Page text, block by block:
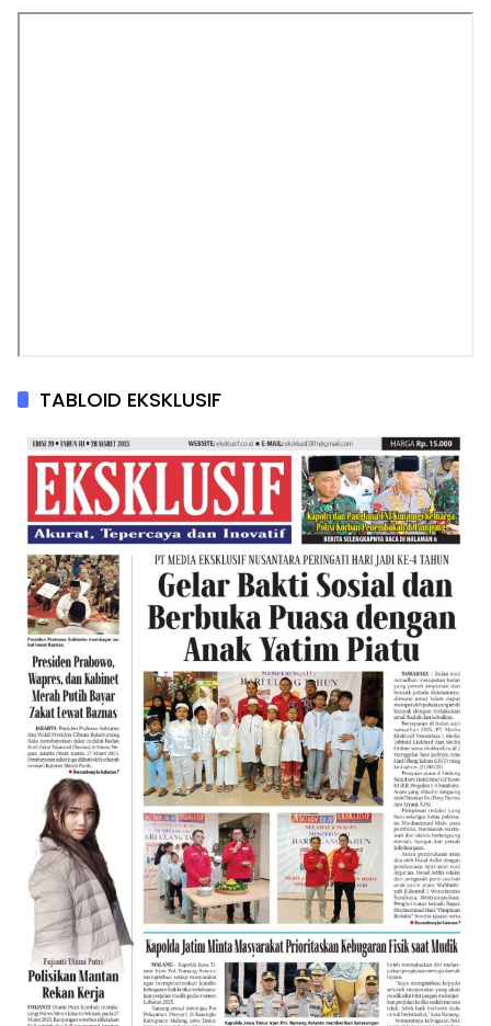
TABLOID EKSKLUSIF